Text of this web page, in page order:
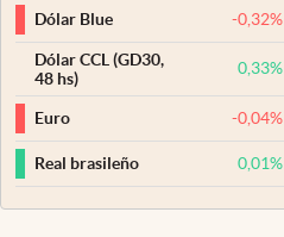
Dólar Blue -0,32%
Dólar CCL (GD30,
48 hs)
0,33%
Euro -0,04%
Real brasileño 0,01%